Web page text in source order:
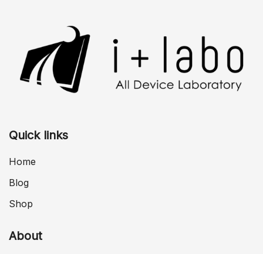
Quick links
Home
Blog
Shop
About